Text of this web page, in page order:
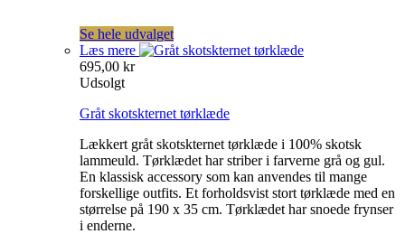
Se hele udvalget
Læs mere
695,00 kr
Udsolgt
Gråt skotskternet tørklæde
Lækkert gråt skotskternet tørklæde i 100% skotsk
lammeuld. Tørklædet har striber i farverne grå og gul.
En klassisk accessory som kan anvendes til mange
forskellige outfits. Et forholdsvist stort tørklæde med en
størrelse på 190 x 35 cm. Tørklædet har snoede frynser
i enderne.